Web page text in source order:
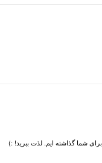
شما گذاشته ایم. لذت ببرید! :)